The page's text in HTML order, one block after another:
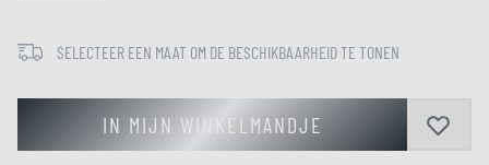
SELECTEER EEN MAAT OM DE BESCHIKBAARHEID TE TONEN
IN MIJN WINKELMANDJE